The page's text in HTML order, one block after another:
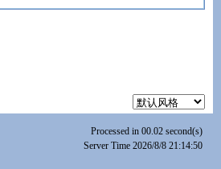
Processed in 00.02 second(s)
Server Time 2026/8/8 21:14:50